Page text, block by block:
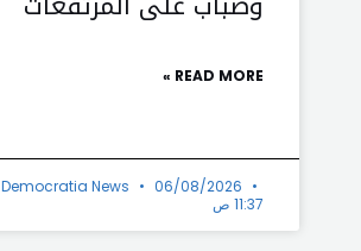
READ MORE »
Democratia News
06/08/2026
11:37 ص